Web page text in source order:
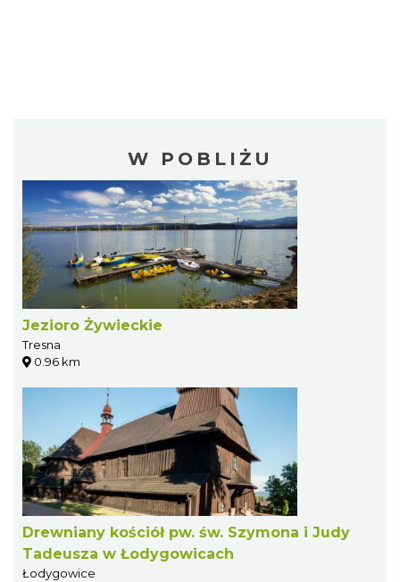
W POBLIŻU
Jezioro Żywieckie
Tresna
0.96 km
Drewniany kościół pw. św. Szymona i Judy
Tadeusza w Łodygowicach
Łodygowice